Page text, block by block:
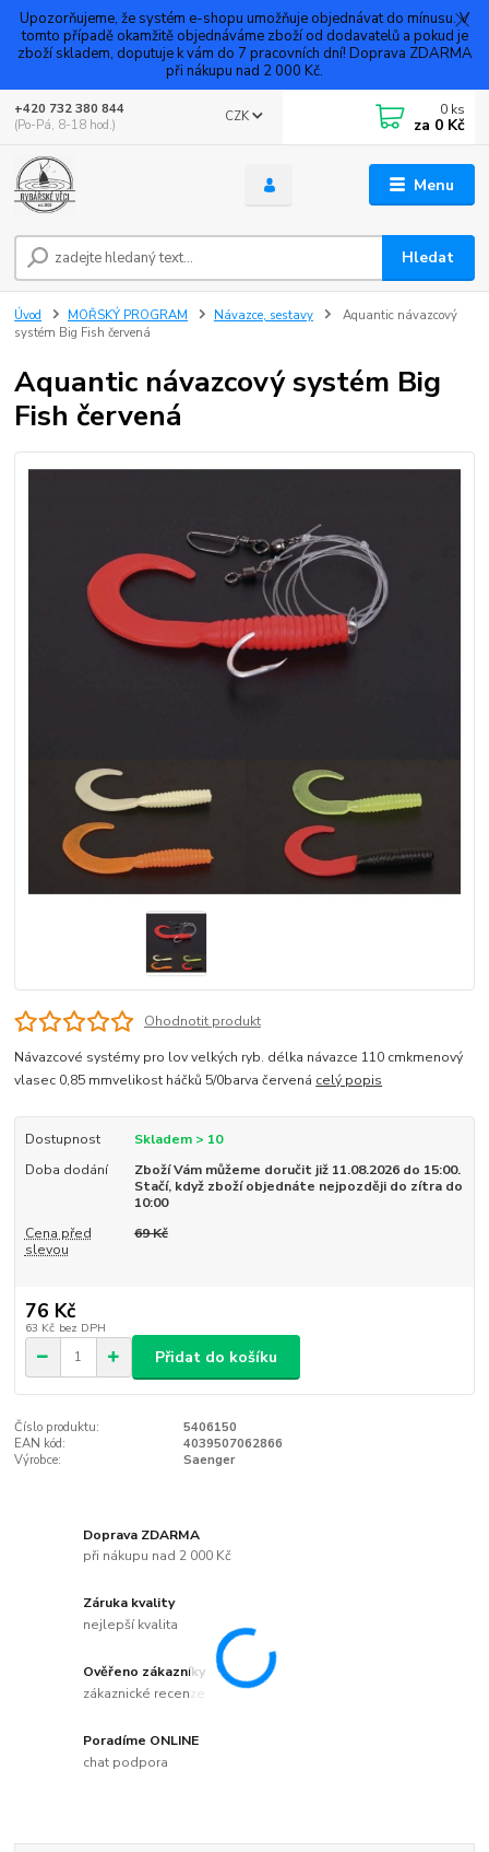
Upozorňujeme, že systém e-shopu umožňuje objednávat do mínusu. V
tomto případě okamžitě objednáváme zboží od dodavatelů a pokud je
zboží skladem, doputuje k vám do 7 pracovních dní! Doprava ZDARMA
při nákupu nad 2 000 Kč.
Menu
CZK
Hledat
+420 732 380 844
(Po-Pá, 8-18 hod.)
0 ks
za 0 Kč
Úvod MOŘSKÝ PROGRAM Návazce, sestavy
Aquantic návazcový
systém Big Fish červená
Aquantic návazcový systém Big
Fish červená
Ohodnotit produkt
Návazcové systémy pro lov velkých ryb. délka návazce 110 cmkmenový
vlasec 0,85 mmvelikost háčků 5/0barva červená celý popis
Dostupnost
Skladem > 10
Doba dodání
Zboží Vám můžeme doručit již 11.08.2026 do 15:00.
Stačí, když zboží objednáte nejpozději do zítra do
10:00
Cena před
slevou
69 Kč
76 Kč
63 Kč bez DPH
Přidat do košíku
Číslo produktu:
5406150
EAN kód:
4039507062866
Výrobce:
Saenger
Doprava ZDARMA
při nákupu nad 2 000 Kč
Záruka kvality
nejlepší kvalita
Ověřeno zákazníky
zákaznické recenze
Poradíme ONLINE
chat podpora